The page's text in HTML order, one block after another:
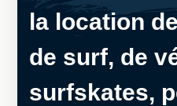
la location
de surf, de
surfskates,